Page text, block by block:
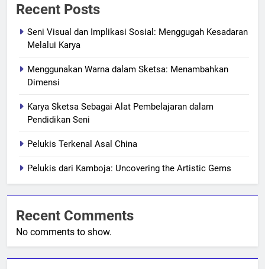
Recent Posts
Seni Visual dan Implikasi Sosial: Menggugah Kesadaran
Melalui Karya
Menggunakan Warna dalam Sketsa: Menambahkan
Dimensi
Karya Sketsa Sebagai Alat Pembelajaran dalam
Pendidikan Seni
Pelukis Terkenal Asal China
Pelukis dari Kamboja: Uncovering the Artistic Gems
Recent Comments
No comments to show.